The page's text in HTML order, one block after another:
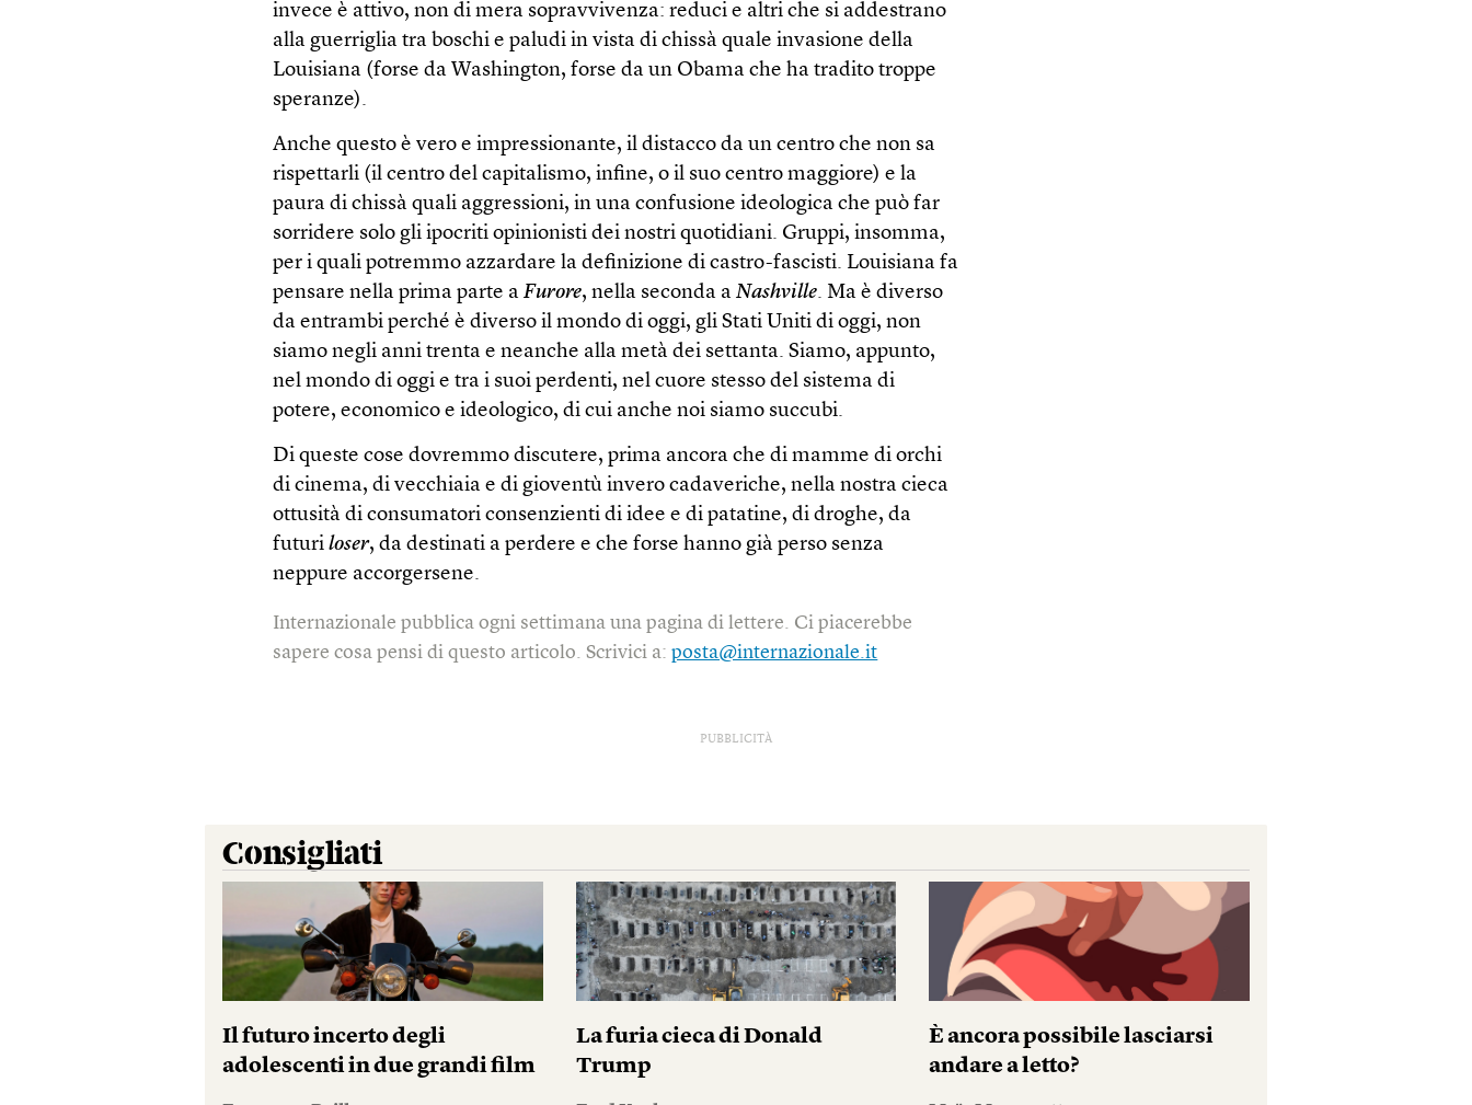
invece è attivo, non di mera sopravvivenza: reduci e altri che si addestrano
alla guerriglia tra boschi e paludi in vista di chissà quale invasione della
Louisiana (forse da Washington, forse da un Obama che ha tradito troppe
speranze).
Anche questo è vero e impressionante, il distacco da un centro che non sa
rispettarli (il centro del capitalismo, infine, o il suo centro maggiore) e la
paura di chissà quali aggressioni, in una confusione ideologica che può far
sorridere solo gli ipocriti opinionisti dei nostri quotidiani. Gruppi, insomma,
per i quali potremmo azzardare la definizione di castro-fascisti. Louisiana fa
pensare nella prima parte aFurore, nella seconda aNashville. Ma è diverso
da entrambi perché è diverso il mondo di oggi, gli Stati Uniti di oggi, non
siamo negli anni trenta e neanche alla metà dei settanta. Siamo, appunto,
nel mondo di oggi e tra i suoi perdenti, nel cuore stesso del sistema di
potere, economico e ideologico, di cui anche noi siamo succubi.
Di queste cose dovremmo discutere, prima ancora che di mamme di orchi
di cinema, di vecchiaia e di gioventù invero cadaveriche, nella nostra cieca
ottusità di consumatori consenzienti di idee e di patatine, di droghe, da
futuriloser, da destinati a perdere e che forse hanno già perso senza
neppure accorgersene.
Internazionale pubblica ogni settimana una pagina di lettere. Ci piacerebbe
sapere cosa pensi di questo articolo. Scrivici a:posta@internazionale.it
PUBBLICITÀ
Consigliati
Il futuro incerto degli
adolescenti in due grandi film
La furia cieca di Donald
Trump
È ancora possibile lasciarsi
andare a letto?